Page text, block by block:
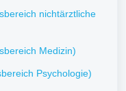
nichtärztliche
Medizin)
Psychologie)